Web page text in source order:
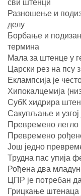
Разношење и
делу
Борбање и
термина
Мала за штенце у
Царски рез на псу
Еклампсија је
Хипокалцемија
СубК хидрира
Сакупљање и узгој
Превремено легло
Превремено
Још једно
Трудна пас упија
Рођена два
ЦПР је потребан
Грицкање штенаца